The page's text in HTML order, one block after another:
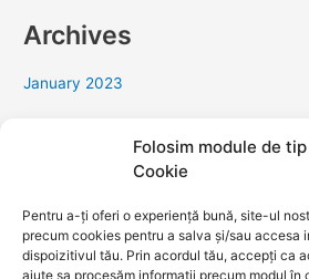
Folosim module de tip
Cookie
Pentru a-ți oferi o experiență bună, site-ul
precum cookies pentru a salva și/sau accesa
dispoizitivul tău. Prin acordul tău, accepți ca
ajute sa procesăm informații precum modul
Archives
January 2023
GDPR